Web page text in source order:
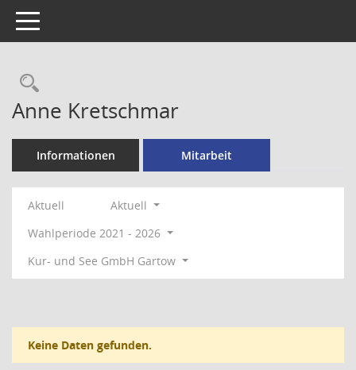
Toggle navigation
Rechercheauswahl
Anne Kretschmar
Informationen Mitarbeit
Aktuell
Aktuell
Wahlperiode 2021 - 2026
Kur- und See GmbH Gartow
Keine Daten gefunden.